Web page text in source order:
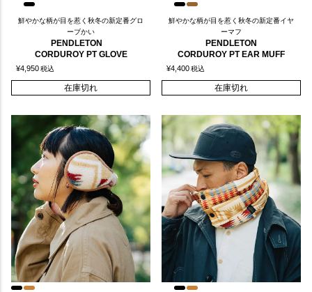
鮮やかな柄が目を惹く秋冬の新定番グロ
ーブかい
PENDLETON
CORDUROY PT GLOVE
¥4,950税込
在庫切れ
鮮やかな柄が目を惹く秋冬の新定番イヤ
ーマフ
PENDLETON
CORDUROY PT EAR MUFF
¥4,400税込
在庫切れ